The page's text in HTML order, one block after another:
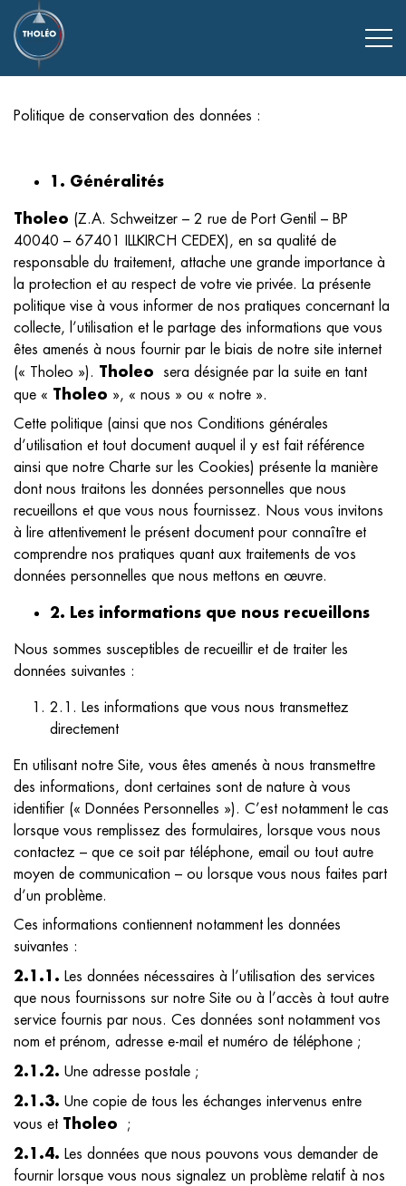
Politique de conservation des données :
1. Généralités
Tholeo (Z.A. Schweitzer – 2 rue de Port Gentil – BP
40040 – 67401 ILLKIRCH CEDEX), en sa qualité de
responsable du traitement, attache une grande importance à
la protection et au respect de votre vie privée. La présente
politique vise à vous informer de nos pratiques concernant la
collecte, l’utilisation et le partage des informations que vous
êtes amenés à nous fournir par le biais de notre site internet
(« Tholeo »). Tholeo sera désignée par la suite en tant
que « Tholeo », « nous » ou « notre ».
Cette politique (ainsi que nos Conditions générales
d’utilisation et tout document auquel il y est fait référence
ainsi que notre Charte sur les Cookies) présente la manière
dont nous traitons les données personnelles que nous
recueillons et que vous nous fournissez. Nous vous invitons
à lire attentivement le présent document pour connaître et
comprendre nos pratiques quant aux traitements de vos
données personnelles que nous mettons en œuvre.
2. Les informations que nous recueillons
Nous sommes susceptibles de recueillir et de traiter les
données suivantes :
2.1. Les informations que vous nous transmettez
directement
En utilisant notre Site, vous êtes amenés à nous transmettre
des informations, dont certaines sont de nature à vous
identifier (« Données Personnelles »). C’est notamment le cas
lorsque vous remplissez des formulaires, lorsque vous nous
contactez – que ce soit par téléphone, email ou tout autre
moyen de communication – ou lorsque vous nous faites part
d’un problème.
Ces informations contiennent notamment les données
suivantes :
2.1.1. Les données nécessaires à l’utilisation des services
que nous fournissons sur notre Site ou à l’accès à tout autre
service fournis par nous. Ces données sont notamment vos
nom et prénom, adresse e-mail et numéro de téléphone ;
2.1.2. Une adresse postale ;
2.1.3. Une copie de tous les échanges intervenus entre
vous et Tholeo ;
2.1.4. Les données que nous pouvons vous demander de
fournir lorsque vous nous signalez un problème relatif à nos